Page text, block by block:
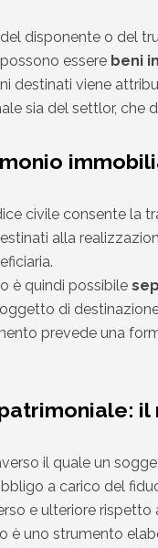
disponente o del
essere beni
destinati viene
sia del settlor, che
civile consente
alla
è quindi possibile
di
prevede una
il quale un
a carico del
e ulteriore
è uno strumento